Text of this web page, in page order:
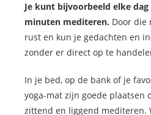
Je kunt bijvoorbeeld elke
minuten mediteren. Door die
rust en kun je gedachten en
zonder er direct op te
In je bed, op de bank of je
yoga-mat zijn goede plaatsen
zittend en liggend mediteren.